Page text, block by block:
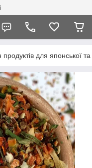
для японської та